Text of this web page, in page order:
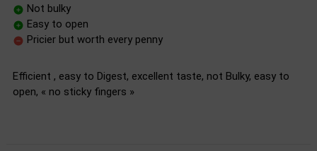
Not bulky
Easy to open
Pricier but worth every penny
Efficient , easy to Digest, excellent taste, not Bulky, easy to
open, « no sticky fingers »